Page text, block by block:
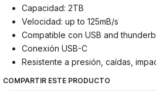
Capacidad: 2TB
Velocidad: up to 125mB/s
Compatible con USB and
Conexión USB-C
Resistente a presión, caídas,
COMPARTIR ESTE PRODUCTO